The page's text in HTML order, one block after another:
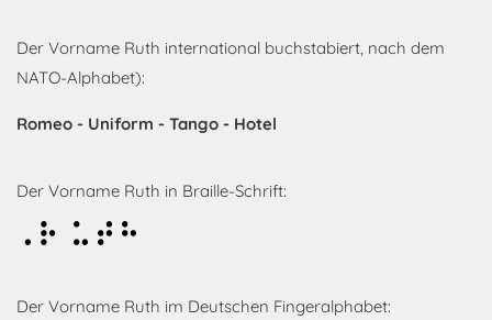
Der Vorname Ruth international buchstabiert, nach dem
NATO-Alphabet):
Romeo - Uniform - Tango - Hotel
Der Vorname Ruth in Braille-Schrift:
Ruth
Der Vorname Ruth im Deutschen Fingeralphabet: